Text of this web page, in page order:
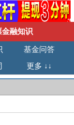
融知识
基金问答
更多 ↓↓